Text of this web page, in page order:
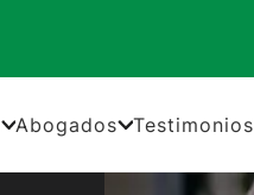
Abogados Testimonios